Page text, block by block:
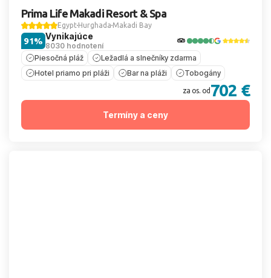
Prima Life Makadi Resort & Spa
Egypt Hurghada Makadi Bay
Vynikajúce
8030 hodnotení
91%
Piesočná pláž
Ležadlá a slnečníky zdarma
Hotel priamo pri pláži
Bar na pláži Tobogány
za os. od 702 €
Termíny a ceny